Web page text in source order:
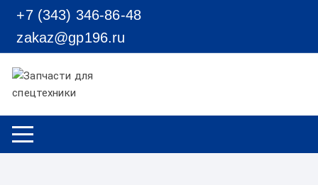
Перейти к содержимому
+7 (343) 346-86-48
zakaz@gp196.ru